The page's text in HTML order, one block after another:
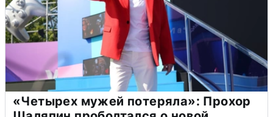
«Четырех мужей потеряла»: Прохор